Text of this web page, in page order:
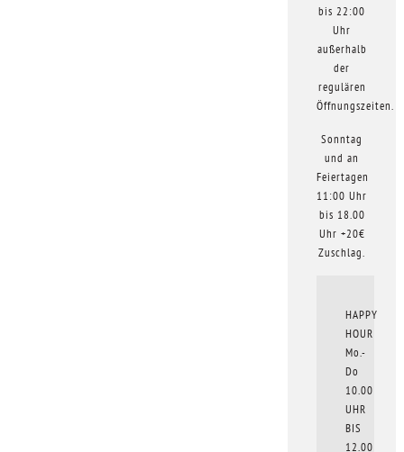
bis 22:00
Uhr
außerhalb
der
regulären
Öffnungszeiten.
Sonntag
und an
Feiertagen
11:00 Uhr
bis 18.00
Uhr +20€
Zuschlag.
HAPPY
HOUR
Mo.-
Do
10.00
UHR
BIS
12.00